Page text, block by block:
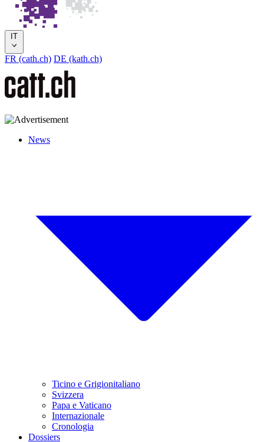
IT
FR (cath.ch) DE (kath.ch)
News
Ticino e Grigionitaliano
Svizzera
Papa e Vaticano
Internazionale
Cronologia
Dossiers